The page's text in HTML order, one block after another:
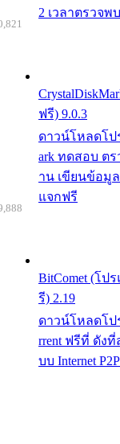
2 เวลาตรวจพบ
ฟรี) 9.0.3
ดาวน์โหลดโป
ark ทดสอบ ต
าน เขียนข้อมูล
แจกฟรี
BitComet (โป
รี) 2.19
ดาวน์โหลดโป
rrent ฟรีที่ ดัง
บบ Internet